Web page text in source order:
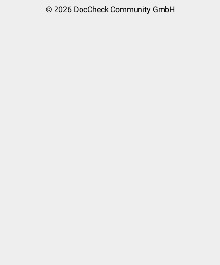
© 2026 DocCheck Community GmbH